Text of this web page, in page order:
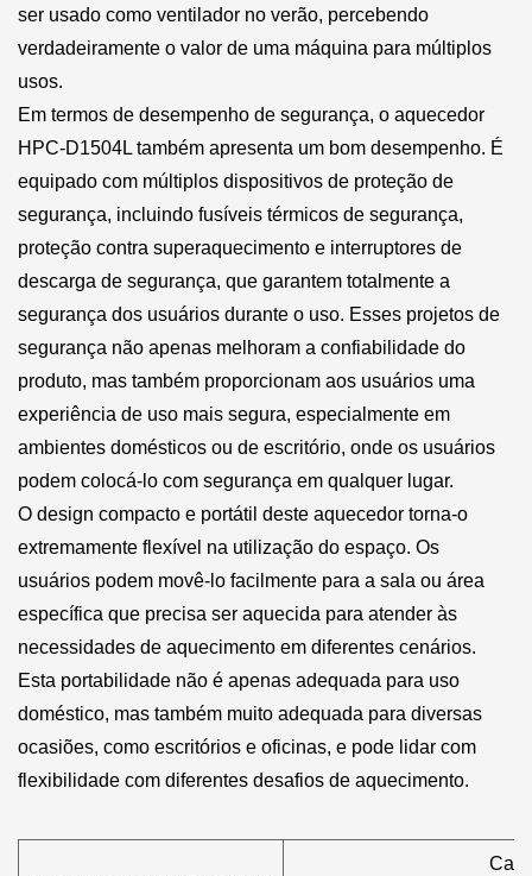
ser usado como ventilador no verão, percebendo
verdadeiramente o valor de uma máquina para múltiplos
usos.
Em termos de desempenho de segurança, o aquecedor
HPC-D1504L também apresenta um bom desempenho. É
equipado com múltiplos dispositivos de proteção de
segurança, incluindo fusíveis térmicos de segurança,
proteção contra superaquecimento e interruptores de
descarga de segurança, que garantem totalmente a
segurança dos usuários durante o uso. Esses projetos de
segurança não apenas melhoram a confiabilidade do
produto, mas também proporcionam aos usuários uma
experiência de uso mais segura, especialmente em
ambientes domésticos ou de escritório, onde os usuários
podem colocá-lo com segurança em qualquer lugar.
O design compacto e portátil deste aquecedor torna-o
extremamente flexível na utilização do espaço. Os
usuários podem movê-lo facilmente para a sala ou área
específica que precisa ser aquecida para atender às
necessidades de aquecimento em diferentes cenários.
Esta portabilidade não é apenas adequada para uso
doméstico, mas também muito adequada para diversas
ocasiões, como escritórios e oficinas, e pode lidar com
flexibilidade com diferentes desafios de aquecimento.